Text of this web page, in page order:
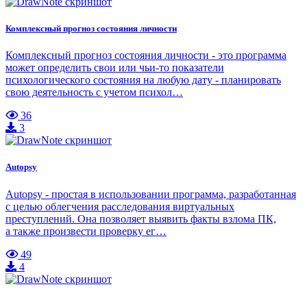
Комплексный прогноз состояния личности
Комплексный прогноз состояния личности - это программа
может определить свои или чьи-то показатели
психологического состояния на любую дату - планировать
свою деятельность с учетом психол…
36
3
Autopsy
Autopsy - простая в использовании программа, разработанная
с целью облегчения расследования виртуальных
преступлений. Она позволяет выявить факты взлома ПК,
а также произвести проверку ег…
49
4